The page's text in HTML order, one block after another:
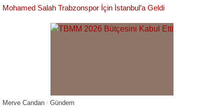
Mohamed Salah Trabzonspor İçin İstanbul’a Geldi
Merve Candan Gündem